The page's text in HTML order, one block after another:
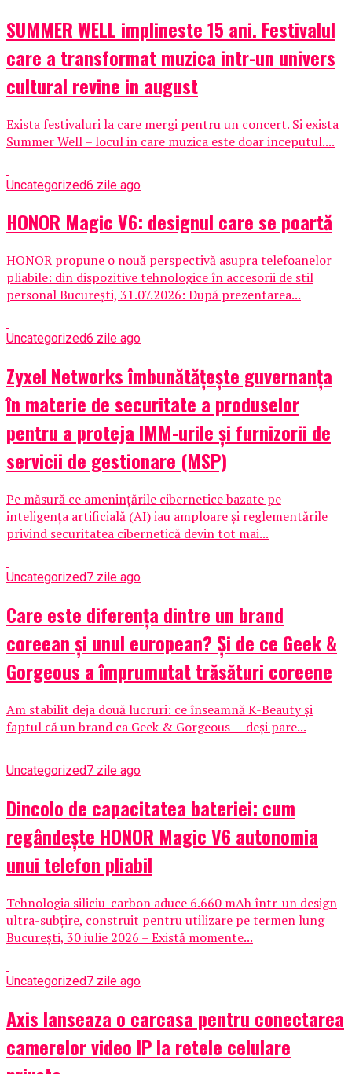
SUMMER WELL implineste 15 ani. Festivalul
care a transformat muzica intr-un univers
cultural revine in august
Exista festivaluri la care mergi pentru un concert. Si exista
Summer Well – locul in care muzica este doar inceputul....
Uncategorized6 zile ago
HONOR Magic V6: designul care se poartă
HONOR propune o nouă perspectivă asupra telefoanelor
pliabile: din dispozitive tehnologice în accesorii de stil
personal București, 31.07.2026: După prezentarea...
Uncategorized6 zile ago
Zyxel Networks îmbunătățește guvernanța
în materie de securitate a produselor
pentru a proteja IMM-urile și furnizorii de
servicii de gestionare (MSP)
Pe măsură ce amenințările cibernetice bazate pe
inteligența artificială (AI) iau amploare și reglementările
privind securitatea cibernetică devin tot mai...
Uncategorized7 zile ago
Care este diferența dintre un brand
coreean și unul european? Și de ce Geek &
Gorgeous a împrumutat trăsături coreene
Am stabilit deja două lucruri: ce înseamnă K-Beauty și
faptul că un brand ca Geek & Gorgeous — deși pare...
Uncategorized7 zile ago
Dincolo de capacitatea bateriei: cum
regândește HONOR Magic V6 autonomia
unui telefon pliabil
Tehnologia siliciu-carbon aduce 6.660 mAh într-un design
ultra-subțire, construit pentru utilizare pe termen lung
București, 30 iulie 2026 – Există momente...
Uncategorized7 zile ago
Axis lanseaza o carcasa pentru conectarea
camerelor video IP la retele celulare